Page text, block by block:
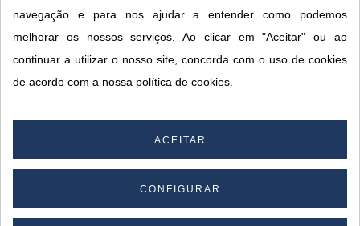
CONTACTOS SORISA
navegação e para nos ajudar a entender como podemos
melhorar os nossos serviços. Ao clicar em "Aceitar" ou ao
continuar a utilizar o nosso site, concorda com o uso de cookies
de acordo com a nossa política de cookies.
ACEITAR
CONFIGURAR